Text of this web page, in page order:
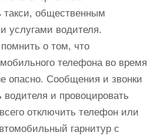
такси, общественным
услугами водителя.
о том, что
телефона во время
опасно. Сообщения и звонки
водителя и провоцировать
отключить телефон или
гарнитур с